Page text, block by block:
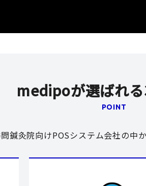
medipoが選ばれ
POINT
鍼灸院向けPOSシステム会社の中